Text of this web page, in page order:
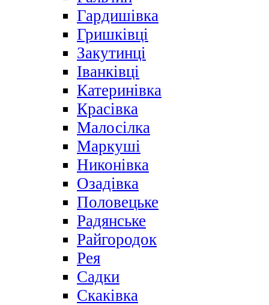
Гардишівка
Гришківці
Закутинці
Іванківці
Катеринівка
Красівка
Малосілка
Маркуші
Никонівка
Озадівка
Половецьке
Радянське
Райгородок
Рея
Садки
Скаківка